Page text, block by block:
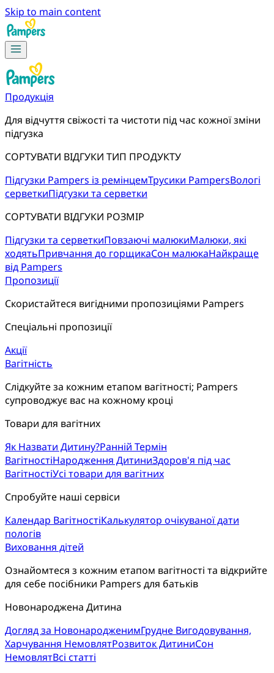
Skip to main content
Продукція
Для відчуття свіжості та чистоти під час кожної зміни
підгузка
СОРТУВАТИ ВІДГУКИ ТИП ПРОДУКТУ
Підгузки Pampers із ремінцемТрусики PampersВологі
серветкиПідгузки та серветки
СОРТУВАТИ ВІДГУКИ РОЗМІР
Підгузки та серветкиПовзаючі малюкиМалюки, які
ходятьПривчання до горщикаСон малюкаНайкраще
від Pampers
Пропозиції
Скористайтеся вигідними пропозиціями Pampers
Спеціальні пропозиції
Акції
Вагітність
Слідкуйте за кожним етапом вагітності; Pampers
супроводжує вас на кожному кроці
Товари для вагітних
Як Назвати Дитину?Ранній Термін
ВагітностіНародження ДитиниЗдоров'я під час
ВагітностіУсі товари для вагітних
Спробуйте наші сервіси
Календар ВагітностіКалькулятор очікуваної дати
пологів
Виховання дітей
Ознайомтеся з кожним етапом вагітності та відкрийте
для себе посібники Pampers для батьків
Новонароджена Дитина
Догляд за НовонародженимГрудне Вигодовування,
Харчування НемовлятРозвиток ДитиниСон
НемовлятВсі статті